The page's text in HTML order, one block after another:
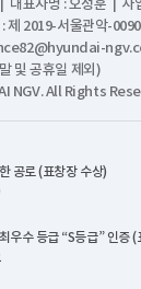
대표자명 : 오정훈 | 사
제 2019-서울관악-
및 공휴일 제외)
NGV. All Rights
공로 (표창장 수상)
우수 등급 “S등급” 인증 (